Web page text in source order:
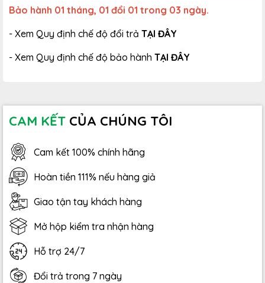
Bảo hành 01 tháng, 01 đổi 01 trong 03 ngày.
- Xem Quy định chế độ đổi trả TẠI ĐÂY
- Xem Quy định chế độ bảo hành TẠI ĐÂY
CAM KẾT CỦA CHÚNG TÔI
Cam kết 100% chính hãng
Hoàn tiền 111% nếu hàng giả
Giao tận tay khách hàng
Mở hộp kiểm tra nhận hàng
Hỗ trợ 24/7
Đổi trả trong 7 ngày